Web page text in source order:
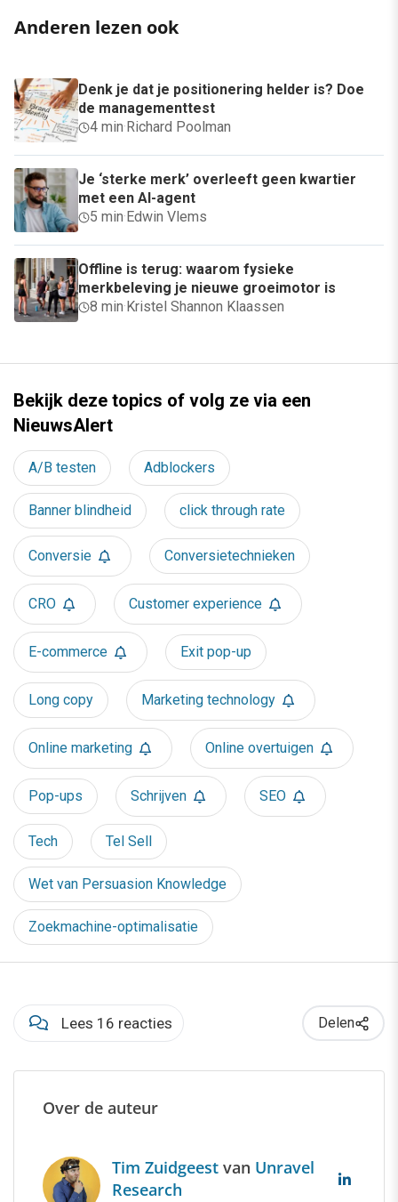
Anderen lezen ook
Denk je dat je positionering helder is? Doe
de managementtest
4 min· Richard Poolman
Je ‘sterke merk’ overleeft geen kwartier
met een AI-agent
5 min· Edwin Vlems
Offline is terug: waarom fysieke
merkbeleving je nieuwe groeimotor is
8 min· Kristel Shannon Klaassen
Bekijk deze topics of volg ze via een
NieuwsAlert
A/B testen Adblockers
Banner blindheid click through rate
Conversie Conversietechnieken
CRO Customer experience
E-commerce Exit pop-up
Long copy Marketing technology
Online marketing Online overtuigen
Pop-ups Schrijven SEO
Tech Tel Sell
Wet van Persuasion Knowledge
Zoekmachine-optimalisatie
Lees 16 reacties Delen
Over de auteur
Tim Zuidgeest van Unravel
Research